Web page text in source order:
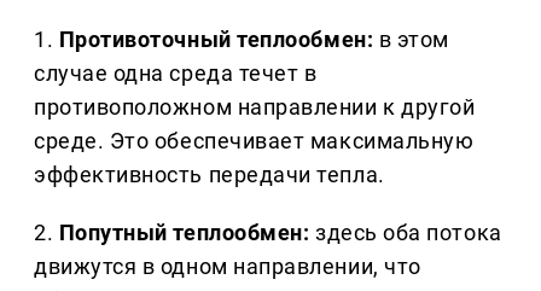
1. Противоточный теплообмен: в этом
случае одна среда течет в
противоположном направлении к другой
среде. Это обеспечивает максимальную
эффективность передачи тепла.
2. Попутный теплообмен: здесь оба потока
движутся в одном направлении, что